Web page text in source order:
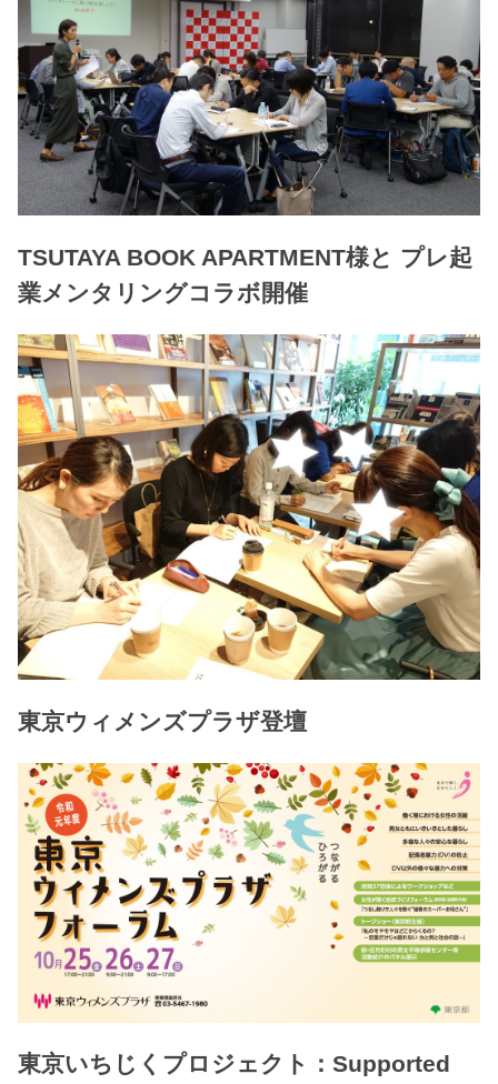
TSUTAYA BOOK APARTMENT様と プレ起
業メンタリングコラボ開催
東京ウィメンズプラザ登壇
東京いちじくプロジェクト：Supported